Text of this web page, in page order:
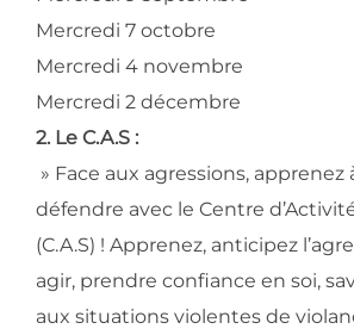
Mercredi 7 octobre
Mercredi 4 novembre
Mercredi 2 décembre
2. Le C.A.S :
» Face aux agressions, apprenez
défendre avec le Centre
(C.A.S) ! Apprenez, anticipez
agir, prendre confiance en soi,
aux situations violentes de